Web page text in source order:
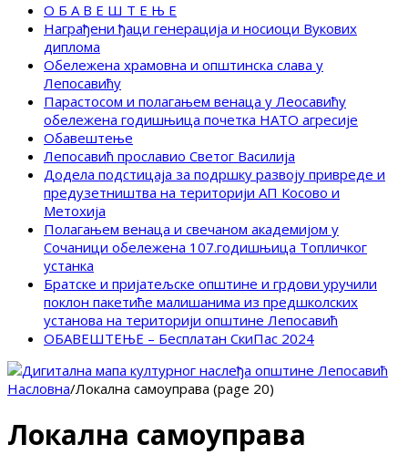
О Б А В Е Ш Т Е Њ Е
Награђени ђаци генерација и носиоци Вукових
диплома
Обележена храмовна и општинска слава у
Лепосавићу
Парастосом и полагањем венаца у Леосавићу
обележена годишњица почетка НАТО агресије
Обавештење
Лепосавић прославио Светог Василија
Додела подстицаја за подршку развоју привреде и
предузетништва на територији АП Косово и
Метохија
Полагањем венаца и свечаном академијом у
Сочаници обележена 107.годишњица Топличког
устанка
Братске и пријатељске општине и грдови уручили
поклон пакетиће малишанима из предшколских
установа на територији општине Лепосавић
ОБАВЕШТЕЊЕ – Бесплатан СкиПас 2024
Насловна/Локална самоуправа (page 20)
Локална самоуправа